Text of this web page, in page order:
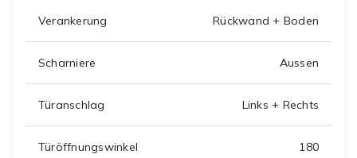
Verankerung Rückwand + Boden
Scharniere Aussen
Türanschlag Links + Rechts
Türöffnungswinkel 180